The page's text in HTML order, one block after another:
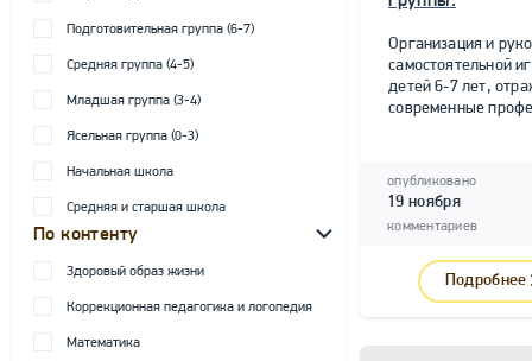
Подготовительная группа (6-7)
Средняя группа (4-5)
Младшая группа (3-4)
Ясельная группа (0-3)
Начальная школа
Средняя и старшая школа
По контенту
Здоровый образ жизни
Коррекционная педагогика и логопедия
Математика
Организация и
самостоятельной
детей 6-7 лет,
современные
опубликовано
19 ноября
комментариев
Подробнее